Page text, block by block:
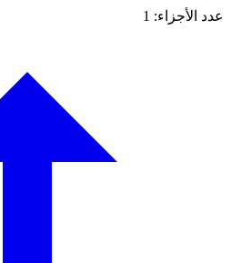
الأجزاء: 1